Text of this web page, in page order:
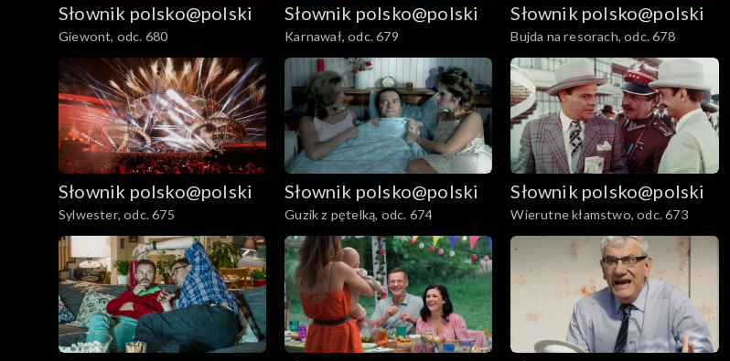
Słownik polsko@polski
Giewont, odc. 680
Słownik polsko@polski
Karnawał, odc. 679
Słownik polsko@polski
Bujda na resorach, odc. 678
Słownik polsko@polski
Sylwester, odc. 675
Słownik polsko@polski
Guzik z pętelką, odc. 674
Słownik polsko@polski
Wierutne kłamstwo, odc. 673